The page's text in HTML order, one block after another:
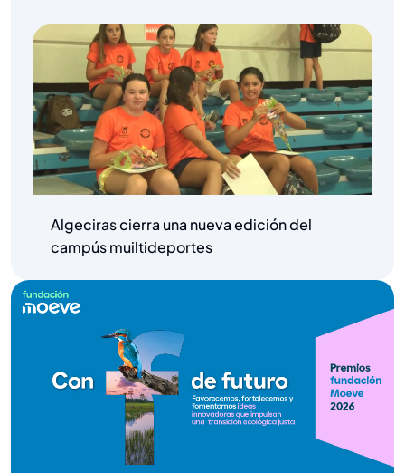
Algeciras cierra una nueva edición del
campús muiltideportes